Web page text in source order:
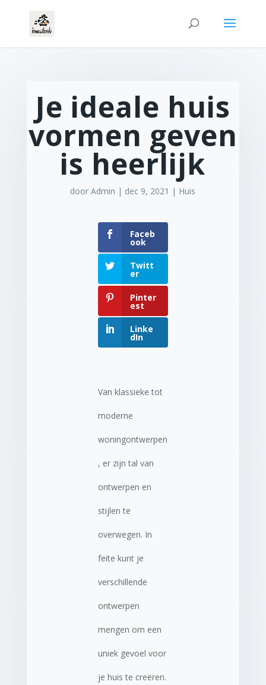
Je ideale huis
vormen geven
is heerlijk
doorAdmin | dec 9, 2021 | Huis
Faceb
ook
Twitt
er
Pinter
est
Linke
dIn
Van klassieke tot
moderne
woningontwerpen
, er zijn tal van
ontwerpen en
stijlen te
overwegen. In
feite kunt je
verschillende
ontwerpen
mengen om een
uniek gevoel voor
je huis te creëren.